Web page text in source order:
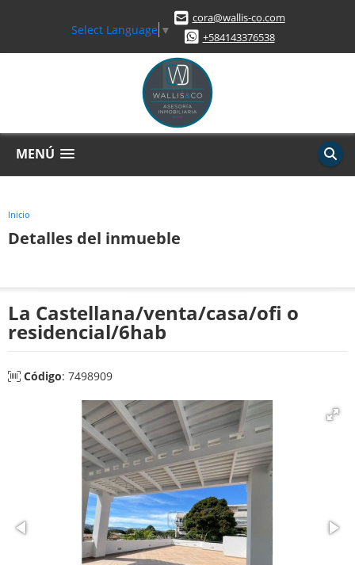
Select Language ▼
cora@wallis-co.com
+584143376538
MENÚ
Inicio
Detalles del inmueble
La Castellana/venta/casa/ofi o
residencial/6hab
Código: 7498909